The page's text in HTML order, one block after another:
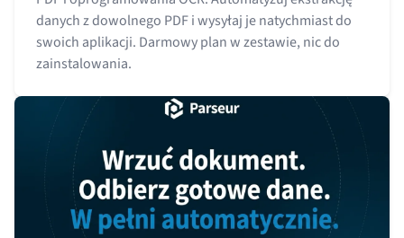
danych z dowolnego PDF i wysyłaj je natychmiast do
swoich aplikacji. Darmowy plan w zestawie, nic do
zainstalowania.